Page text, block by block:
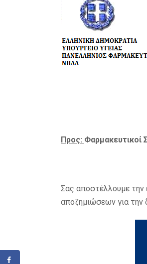
Προς: Φαρμακευτικοί
Σας αποστέλλουμε
αποζημιώσεων για την